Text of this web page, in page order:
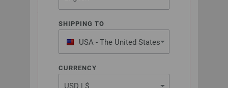
SHIPPING TO
USA - The United States
of America
CURRENCY
INSTRUCCIONES EN
INGLÉS (EN)
Septiembre 2019